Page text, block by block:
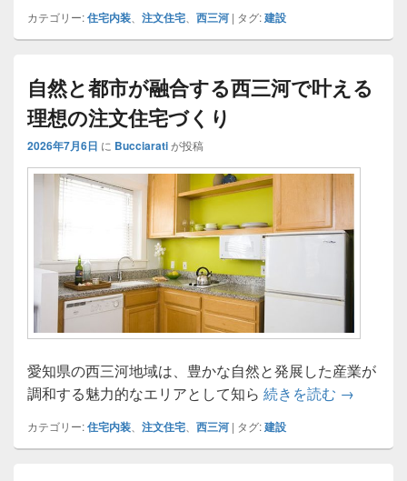
カテゴリー:住宅内装 注文住宅 西三河 | タグ:建設
自然と都市が融合する西三河で叶える
理想の注文住宅づくり
2026年7月6日 に Bucciaratiが投稿
愛知県の西三河地域は、豊かな自然と発展した産業が
調和する魅力的なエリアとして知ら 続きを読む 自然と都
→
カテゴリー:住宅内装 注文住宅 西三河 | タグ:建設